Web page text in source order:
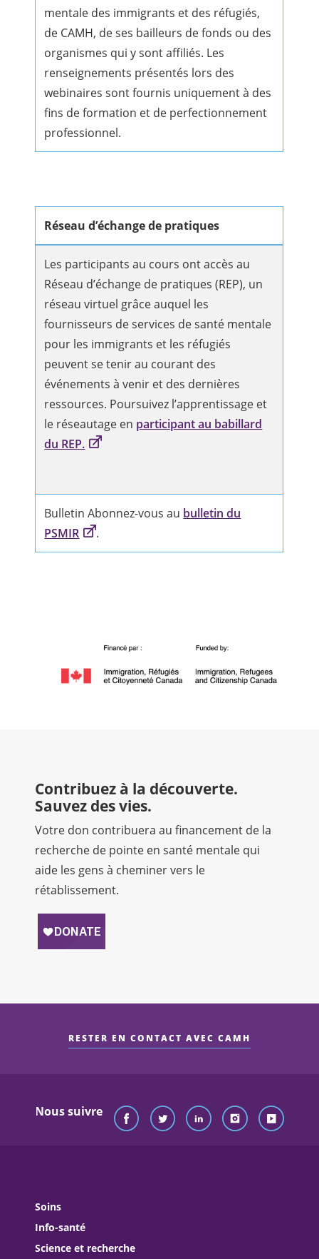
mentale des immigrants et des réfugiés,
de CAMH, de ses bailleurs de fonds ou des
organismes qui y sont affiliés. Les
renseignements présentés lors des
webinaires sont fournis uniquement à des
fins de formation et de perfectionnement
professionnel.
Réseau d’échange de pratiques
Les participants au cours ont accès au
Réseau d’échange de pratiques (REP), un
réseau virtuel grâce auquel les
fournisseurs de services de santé mentale
pour les immigrants et les réfugiés
peuvent se tenir au courant des
événements à venir et des dernières
ressources. Poursuivez l’apprentissage et
le réseautage en participant au babillard
du REP.
Bulletin Abonnez-vous au bulletin du
PSMIR
.
Contribuez à la découverte.
Sauvez des vies.
Votre don contribuera au financement de la
recherche de pointe en santé mentale qui
aide les gens à cheminer vers le
rétablissement.
RESTER EN CONTACT AVEC CAMH
Nous suivre
Soins
Info-santé
Science et recherche